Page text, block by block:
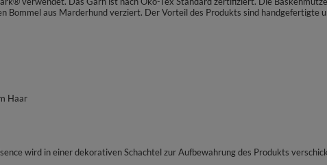
Bommel aus Marderhund verziert. Der Vorteil des Produkts sind handgefertigte
Haar
wird in einer dekorativen Schachtel zur Aufbewahrung des Produkts